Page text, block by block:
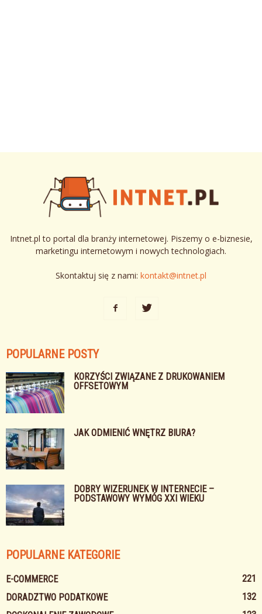
Intnet.pl to portal dla branży internetowej. Piszemy o e-biznesie,
marketingu internetowym i nowych technologiach.
Skontaktuj się z nami: kontakt@intnet.pl
POPULARNE POSTY
KORZYŚCI ZWIĄZANE Z DRUKOWANIEM
OFFSETOWYM
JAK ODMIENIĆ WNĘTRZ BIURA?
DOBRY WIZERUNEK W INTERNECIE –
PODSTAWOWY WYMÓG XXI WIEKU
POPULARNE KATEGORIE
E-COMMERCE
221
DORADZTWO PODATKOWE
132